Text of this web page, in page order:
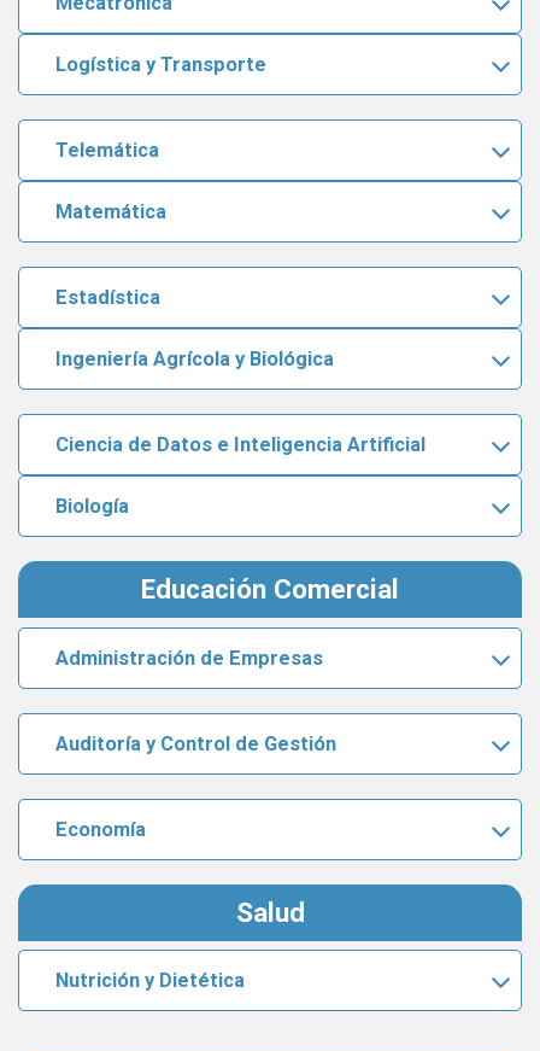
Logística y Transporte
Telemática
Matemática
Estadística
Ingeniería Agrícola y Biológica
Ciencia de Datos e Inteligencia Artificial
Biología
Educación Comercial
Administración de Empresas
Auditoría y Control de Gestión
Economía
Salud
Nutrición y Dietética